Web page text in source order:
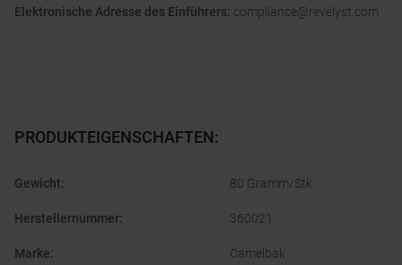
Elektronische Adresse des Einführers: compliance@revelyst.com
PRODUKTEIGENSCHAFTEN:
Gewicht: 80 Gramm/Stk.
Herstellernummer: 360021
Marke: Camelbak